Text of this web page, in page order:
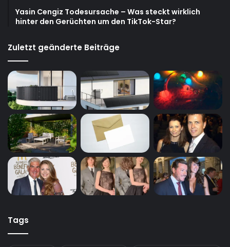
Yasin Cengiz Todesursache – Was steckt wirklich
hinter den Gerüchten um den TikTok-Star?
Zuletzt geänderte Beiträge
Tags